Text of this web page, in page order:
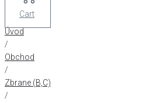
Cart
Úvod
/
Obchod
/
Zbrane (B,C)
/